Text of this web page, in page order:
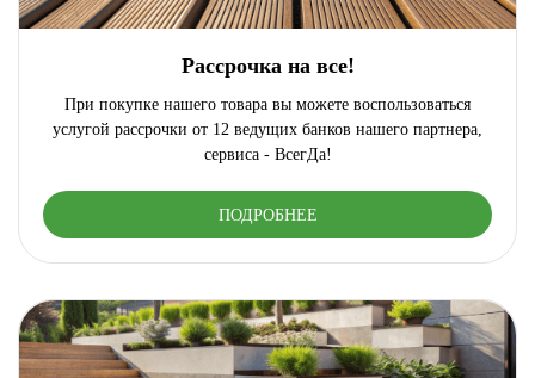
Рассрочка на все!
При покупке нашего товара вы можете воспользоваться
услугой рассрочки от 12 ведущих банков нашего партнера,
сервиса - ВсегДа!
ПОДРОБНЕЕ